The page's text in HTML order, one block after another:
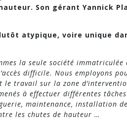
Son gérant Yannick
atypique, voire unique
la seule société
difficile. Nous employons
travail sur la zone
à effectuer différentes
maintenance, installation
les chutes de hauteur …